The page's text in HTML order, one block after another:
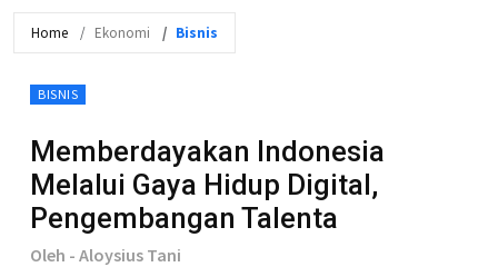
Home Ekonomi Bisnis
BISNIS
Memberdayakan Indonesia
Melalui Gaya Hidup Digital,
Pengembangan Talenta
Oleh - Aloysius Tani